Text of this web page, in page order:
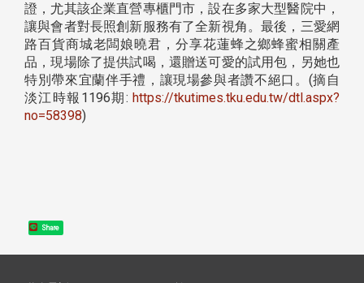
證，尤其該企業直營專櫃門市，設在多家大型醫院中，
讓與會者對長照創新服務有了全新視角。最後，三愛網
路百貨商城老闆娘曉君，分享花蓮蜂之鄉蜂蜜相關產
品，現場除了提供試喝，還贈送可愛的試用包，另她也
特別帶來宜蘭伴手禮，讓現場參與者讚不絕口。(摘自
淡江時報1196期: https://tkutimes.tku.edu.tw/dtl.aspx?
no=58398)
Share